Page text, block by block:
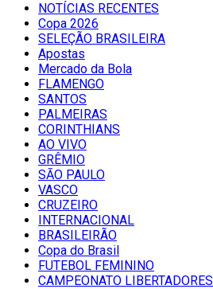
NOTÍCIAS RECENTES
Copa 2026
SELEÇÃO BRASILEIRA
Apostas
Mercado da Bola
FLAMENGO
SANTOS
PALMEIRAS
CORINTHIANS
AO VIVO
GRÊMIO
SĀO PAULO
VASCO
CRUZEIRO
INTERNACIONAL
BRASILEIRÃO
Copa do Brasil
FUTEBOL FEMININO
CAMPEONATO LIBERTADORES